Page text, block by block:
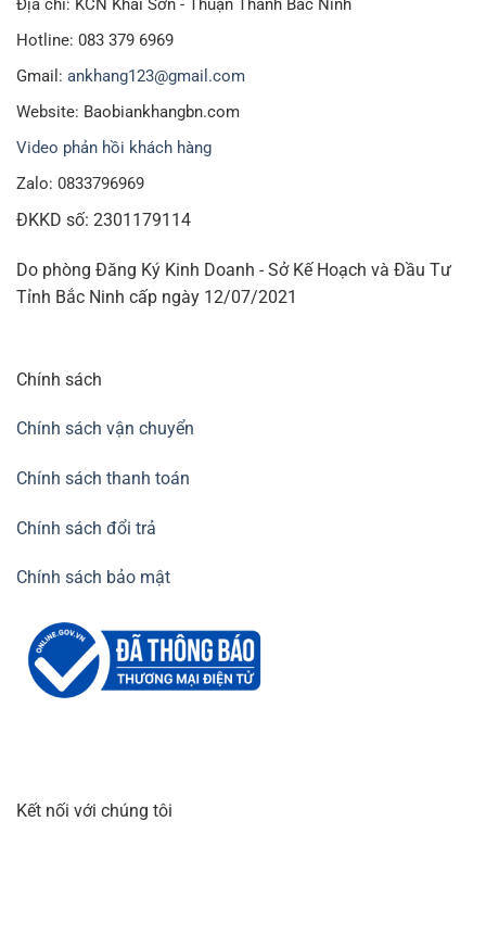
Địa chỉ: KCN Khai Sơn - Thuận Thành Bắc Ninh
Hotline: 083 379 6969
Gmail: ankhang123@gmail.com
Website: Baobiankhangbn.com
Video phản hồi khách hàng
Zalo: 0833796969
ĐKKD số: 2301179114
Do phòng Đăng Ký Kinh Doanh - Sở Kế Hoạch và Đầu Tư
Tỉnh Bắc Ninh cấp ngày 12/07/2021
Chính sách
Chính sách vận chuyển
Chính sách thanh toán
Chính sách đổi trả
Chính sách bảo mật
Kết nối với chúng tôi